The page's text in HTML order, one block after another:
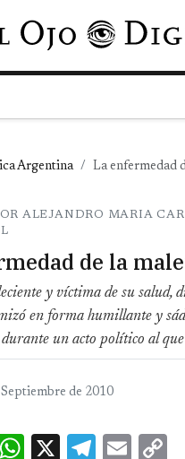
Pasar al
Argentina La enfermedad
ALEJANDRO MARIA
de la
y víctima de su salud,
en forma humillante y
un acto político al
de 2010
Facebook
WhatsApp
X